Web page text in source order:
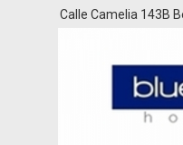
Calle Camelia 143B